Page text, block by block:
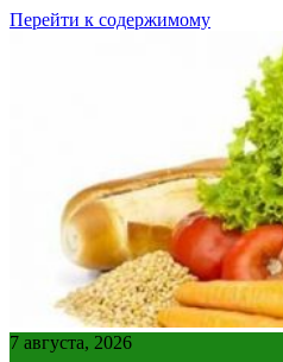
Перейти к содержимому
7 августа, 2026